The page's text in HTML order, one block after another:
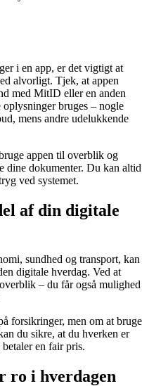
i en app, er det vigtigt at
alvorligt. Tjek, at appen
med MitID eller en anden
bruges – nogle
mens andre udelukkende
appen til overblik og
dine dokumenter. Du kan altid
ved systemet.
af din digitale
sundhed og transport, kan
digitale hverdag. Ved at
– du får også mulighed
forsikringer, men om at bruge
du sikre, at du hverken er
en fair pris.
ro i hverdagen